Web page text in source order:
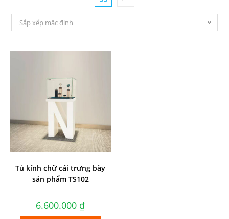
Sắp xếp mặc định
Tủ kính chữ cái trưng bày
sản phẩm TS102
6.600.000 ₫